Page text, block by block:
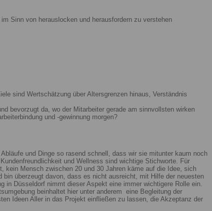
Sinn von herauslocken und herausfordern zu verstehen
sind Wertschätzung über Altersgrenzen hinaus, Verständnis
bevorzugt da, wo der Mitarbeiter gerade am sinnvollsten wirken
und -gewinnung morgen?
und Dinge so rasend schnell, dass wir sie mitunter kaum noch
und Wellness sind wichtige Stichworte. Für
kein Mensch zwischen 20 und 30 Jahren käme auf die Idee, sich
überzeugt davon, dass es nicht ausreicht, mit Hilfe der neuesten
in Düsseldorf nimmt dieser Aspekt eine immer wichtigere Rolle ein.
beinhaltet hier unter anderem eine Begleitung der
Ideen Aller in das Projekt einfließen zu lassen, die Akzeptanz der